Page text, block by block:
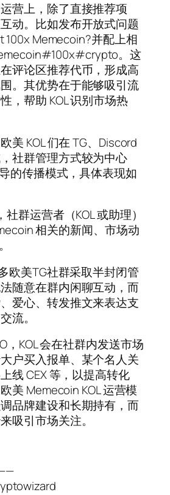
营上，除了直接推荐项
动。比如发布开放式问题
100x Memecoin?并配上相
。这
评论区推荐代币，形成高
。其优势在于能够吸引流
，帮助 KOL 识别市场热
美 KOL 们在 TG、Discord
社群管理方式较为中心
的传播模式，具体表现如
群运营者（KOL 或助理）
相关的新闻、市场动
欧美TG社群采取半封闭管
随意在群内闲聊互动，而
爱心、转发推文来表达支
流。
，KOL 会在社群内发送市场
户买入报单、某个名人关
线 CEX 等，以提高转化
美 Memecoin KOL 运营模
品牌建设和长期持有，而
吸引市场关注。